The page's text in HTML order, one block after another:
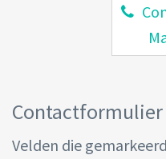
Contactformulier
Velden die